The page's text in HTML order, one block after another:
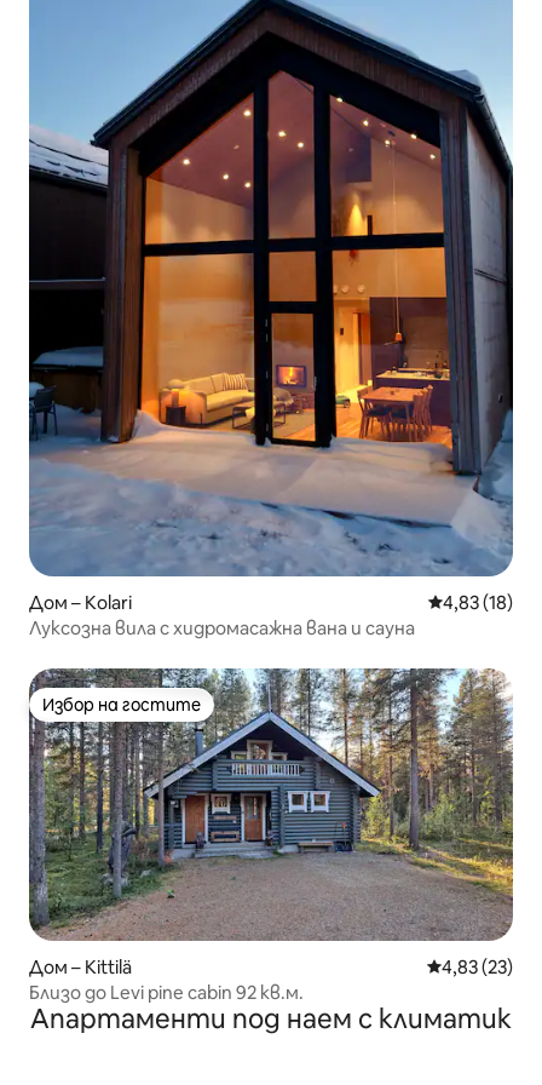
Дом – Kolari Средна
4,83 (18)
Луксозна вила с хидромасажна вана и сауна
Избор на гостите
Избор на гостите
Дом – Kittilä Средна
4,83 (23)
Близо до Levi pine cabin 92 кв.м.
Апартаменти под наем с климатик